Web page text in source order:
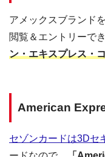
アメックスブランド
閲覧＆エントリーで
ン・エキスプレス・
American
セゾンカードは3Dセ